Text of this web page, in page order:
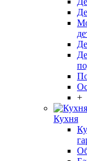
+
Кухня